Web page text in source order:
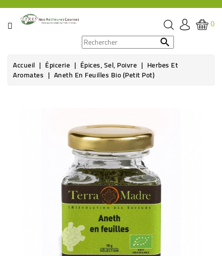
CATÉGORIE
ÉPICERIE
0

Accueil Épicerie Épices, Sel, Poivre Herbes Et
Aromates Aneth En Feuilles Bio (petit Pot)